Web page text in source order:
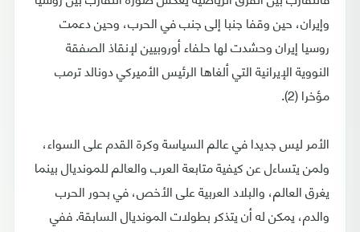
وإيران، حين وقفا جنبا إلى جنب في الحرب، وحين دعمت
روسيا إيران وحشدت لها حلفاء أوروبيين لإنقاذ الصفقة
النووية الإيرانية التي ألغاها الرئيس الأميركي دونالد ترمب
مؤخرا (2).
الأمر ليس جديدا في عالم السياسة وكرة القدم على السواء،
ولمن يتساءل عن كيفية متابعة العرب والعالم للمونديال بينما
يغرق العالم، والبلاد العربية على الأخص، في بحور الحرب
والدم، يمكن له أن يتذكر بطولات المونديال السابقة. ففي